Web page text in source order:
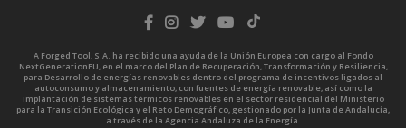
A Forged Tool, S.A. ha recibido una ayuda de la Unión Europea con cargo al Fondo
NextGenerationEU, en el marco del Plan de Recuperación, Transformación y Resiliencia,
para Desarrollo de energías renovables dentro del programa de incentivos ligados al
autoconsumo y almacenamiento, con fuentes de energía renovable, así como la
implantación de sistemas térmicos renovables en el sector residencial del Ministerio
para la Transición Ecológica y el Reto Demográfico, gestionado por la Junta de Andalucía,
a través de la Agencia Andaluza de la Energía.